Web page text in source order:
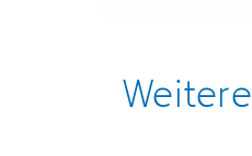
Weitere